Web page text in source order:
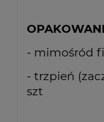
- mimośród
- trzpień
szt